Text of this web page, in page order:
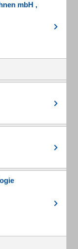
mbH ,